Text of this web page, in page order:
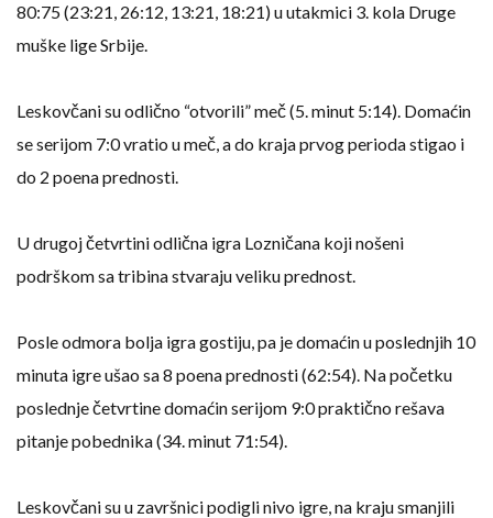
80:75 (23:21, 26:12, 13:21, 18:21) u utakmici 3. kola Druge
muške lige Srbije.
Leskovčani su odlično “otvorili” meč (5. minut 5:14). Domaćin
se serijom 7:0 vratio u meč, a do kraja prvog perioda stigao i
do 2 poena prednosti.
U drugoj četvrtini odlična igra Lozničana koji nošeni
podrškom sa tribina stvaraju veliku prednost.
Posle odmora bolja igra gostiju, pa je domaćin u poslednjih 10
minuta igre ušao sa 8 poena prednosti (62:54). Na početku
poslednje četvrtine domaćin serijom 9:0 praktično rešava
pitanje pobednika (34. minut 71:54).
Leskovčani su u završnici podigli nivo igre, na kraju smanjili